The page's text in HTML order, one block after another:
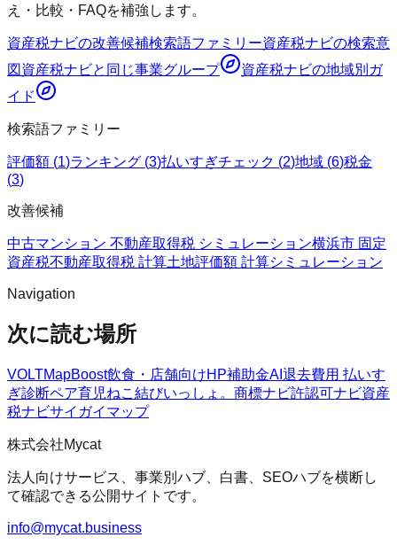
え・比較・FAQを補強します。
資産税ナビの改善候補検索語ファミリー資産税ナビの検索意
図 資産税ナビと同じ事業グループ 資産税ナビの地域別ガ
イド
検索語ファミリー
評価額 (1)ランキング (3)払いすぎチェック (2)地域 (6)税金
(3)
改善候補
中古マンション 不動産取得税 シミュレーション横浜市 固定
資産税不動産取得税 計算土地評価額 計算シミュレーション
Navigation
次に読む場所
VOLTMapBoost飲食・店舗向けHP補助金AI 退去費用 払いす
ぎ診断ペア育児ねこ結びいっしょ。 商標ナビ許認可ナビ資産
税ナビサイガイマップ
株式会社Mycat
法人向けサービス、事業別ハブ、白書、SEOハブを横断し
て確認できる公開サイトです。
info@mycat.business